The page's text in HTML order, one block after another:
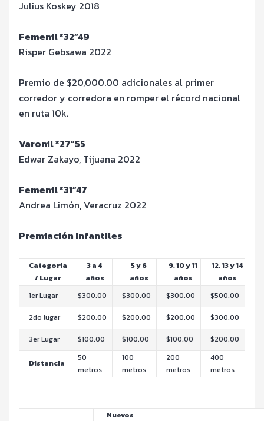
Julius Koskey 2018
Femenil*32”49
Risper Gebsawa 2022
Premio de $20,000.00 adicionales al primer
corredor y corredora en romper el récord nacional
en ruta 10k.
Varonil *27”55
Edwar Zakayo, Tijuana 2022
Femenil *31”47
Andrea Limón, Veracruz 2022
Premiación Infantiles
Categoría
/ Lugar
3 a 4
años
5 y 6
años
9, 10 y 11
años
12, 13 y 14
años
1er Lugar
$300.00 $300.00 $300.00 $500.00
2do lugar $200.00 $200.00 $200.00 $300.00
3er Lugar $100.00 $100.00 $100.00 $200.00
Distancia
50
metros
100
metros
200
metros
400
metros
Nuevos